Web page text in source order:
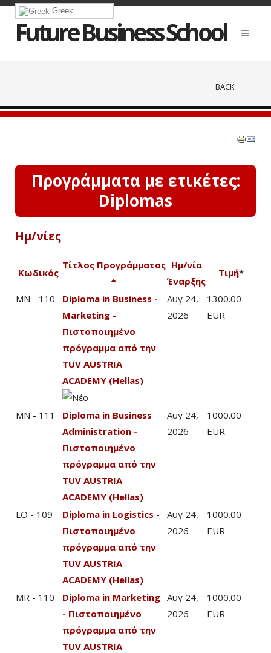
Greek
Future Business School
BACK
Προγράμματα με ετικέτες:
Diplomas
Ημ/νίες
Κωδικός
Τίτλος Προγράμματος Ημ/νία
Έναρξης
Τιμή*
MN - 110
Diploma in Business -
Marketing -
Πιστοποιημένο
πρόγραμμα από την
TUV AUSTRIA
ACADEMY (Hellas)
Αυγ 24,
2026
1300.00
EUR
MN - 111
Diploma in Business
Administration -
Πιστοποιημένο
πρόγραμμα από την
TUV AUSTRIA
ACADEMY (Hellas)
Αυγ 24,
2026
1000.00
EUR
LO - 109
Diploma in Logistics -
Πιστοποιημένο
πρόγραμμα από την
TUV AUSTRIA
ACADEMY (Hellas)
Αυγ 24,
2026
1000.00
EUR
MR - 110
Diploma in Marketing
- Πιστοποιημένο
πρόγραμμα από την
TUV AUSTRIA
Αυγ 24,
2026
1000.00
EUR